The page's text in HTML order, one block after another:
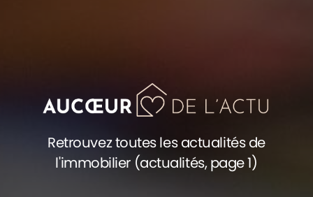
Retrouvez toutes les actualités de
l'immobilier (actualités, page 1)